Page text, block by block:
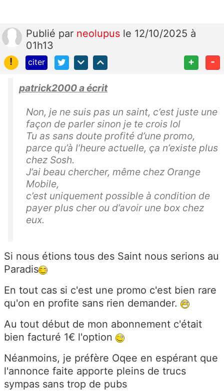
Publié par neolupus le 12/10/2025 à
01h13
!
citer + -
patrick2000 a écrit
Non, je ne suis pas un saint, c’est juste une
façon de parler sinon je te crois lol
Tu as sans doute profité d’une promo,
parce qu’à l’heure actuelle, ça n’existe plus
chez Sosh.
J’ai beau chercher, même chez Orange
Mobile,
c’est uniquement possible à condition de
payer plus cher ou d’avoir une box chez
eux.
Si nous étions tous des Saint nous serions au
Paradis
En tout cas si c'est une promo c'est bien rare
qu'on en profite sans rien demander.
Au tout début de mon abonnement c'était
bien facturé 1€ l'option
Néanmoins, je préfère Oqee en espérant que
l'annonce faite apporte pleins de trucs
sympas sans trop de pubs